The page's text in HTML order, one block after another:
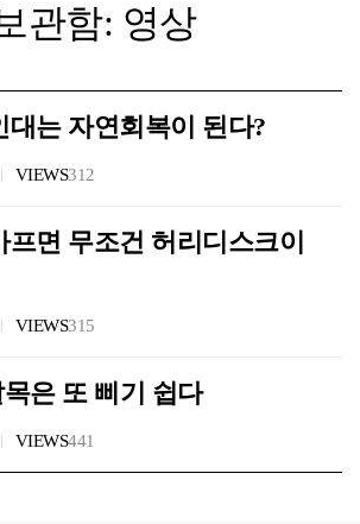
관함: 영상
대는 자연회복이 된다?
VIEWS312
프면 무조건 허리디스크이
VIEWS315
은 또 삐기 쉽다
VIEWS441